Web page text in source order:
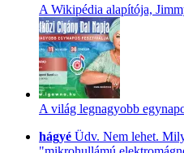
A Wikipédia alapítója,
A világ legnagyobb
hágyé Üdv. Nem lehet.